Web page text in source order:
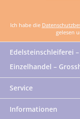
Ich habe die
gelesen
Edelsteinschleiferei
Einzelhandel –
Service
Informationen